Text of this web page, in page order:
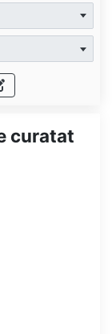
curatat